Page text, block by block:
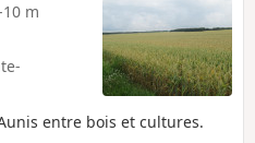
m
entre bois et cultures.